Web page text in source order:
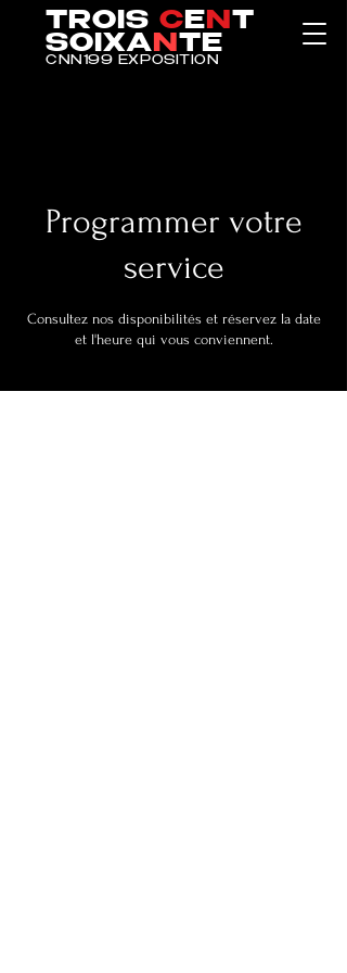
TROIS CENT
SOIXANTE
CNN199 EXPOSITION
Programmer votre
service
Consultez nos disponibilités et réservez la date
et l'heure qui vous conviennent.